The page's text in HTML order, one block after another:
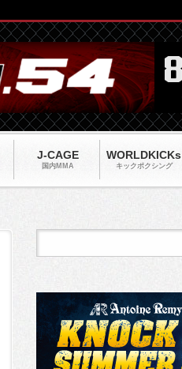
J-CAGE
国内MMA
WORLDKICKs
キックポクシング